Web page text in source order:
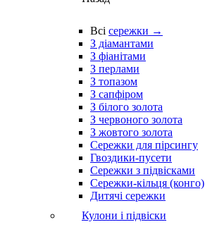
Всі сережки →
З діамантами
З фіанітами
З перлами
З топазом
З сапфіром
З білого золота
З червоного золота
З жовтого золота
Сережки для пірсингу
Гвоздики-пусети
Сережки з підвісками
Сережки-кільця (конго)
Дитячі сережки
Кулони і підвіски